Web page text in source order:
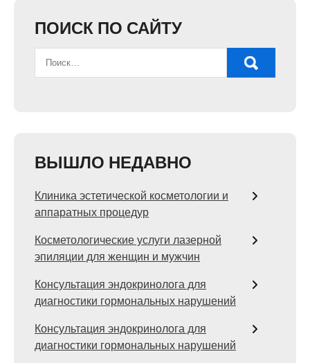
ПОИСК ПО САЙТУ
ВЫШЛО НЕДАВНО
Клиника эстетической косметологии и
аппаратных процедур
Косметологические услуги лазерной
эпиляции для женщин и мужчин
Консультация эндокринолога для
диагностики гормональных нарушений
Консультация эндокринолога для
диагностики гормональных нарушений